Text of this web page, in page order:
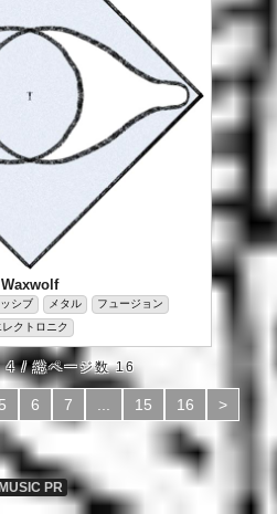
Waxwolf
シブ メタル
フュージョン
レクトロニク
4 / 総ページ数 16
5 6 7 15 16 >
MUSIC PR